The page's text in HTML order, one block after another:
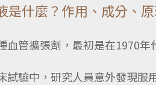
是什麼？作用、成分、
血管擴張劑，最初是在1970年
試驗中，研究人員意外發現服